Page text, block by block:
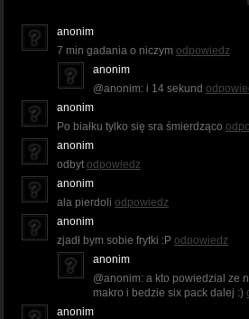
anonim
7 min gadania o niczym odpowiedz
anonim
@anonim: i 14 sekund
anonim
Po białku tylko się sra śmierdząco
anonim
odbyt odpowiedz
anonim
ala pierdoli odpowiedz
anonim
zjadł bym sobie frytki :P odpowiedz
anonim
@anonim: a kto powiedzial ze
makro i bedzie six pack dalej :)
anonim